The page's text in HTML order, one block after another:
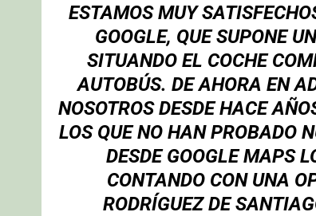
ESTAMOS MUY
GOOGLE, QUE SUPONE
SITUANDO EL COCHE
AUTOBÚS. DE AHORA EN
NOSOTROS DESDE HACE
LOS QUE NO HAN PROBADO
DESDE GOOGLE MAPS
CONTANDO CON UNA
RODRÍGUEZ DE